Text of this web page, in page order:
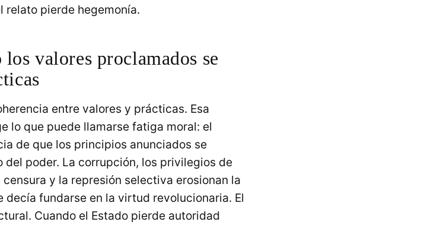
relato pierde hegemonía.
valores proclamados se
entre valores y prácticas. Esa
lo que puede llamarse fatiga moral: el
de que los principios anunciados se
poder. La corrupción, los privilegios de
y la represión selectiva erosionan la
fundarse en la virtud revolucionaria. El
Cuando el Estado pierde autoridad